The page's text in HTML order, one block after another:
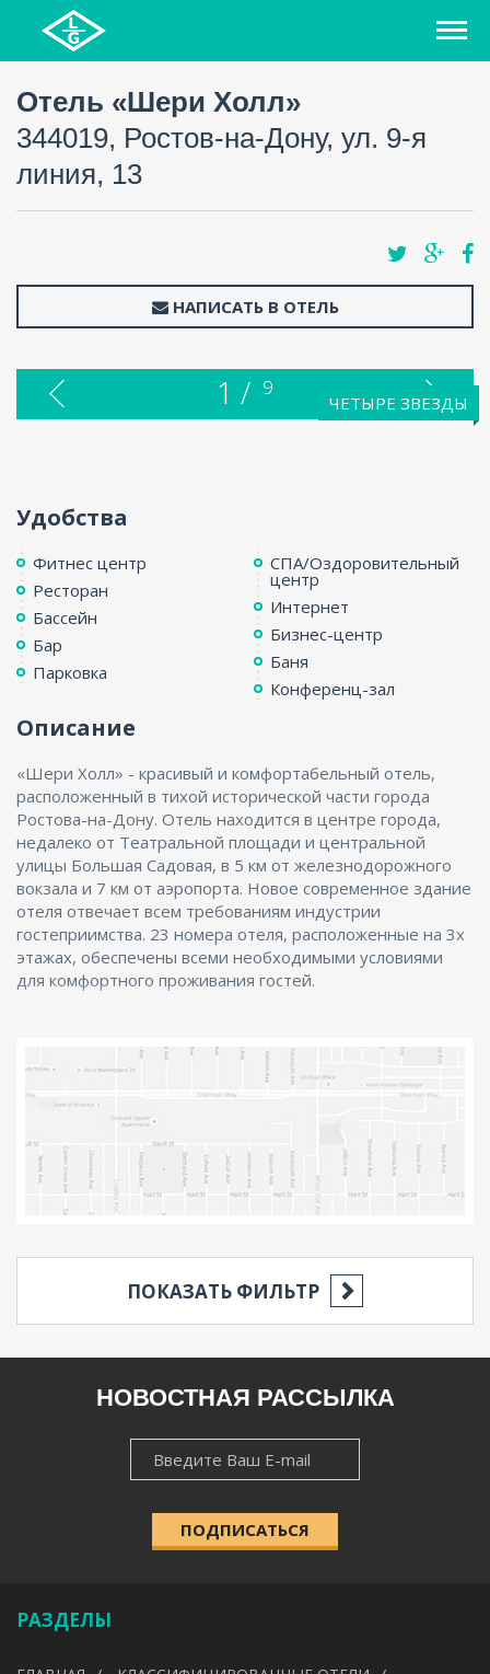
Отель «Шери Холл»
344019, Ростов-на-Дону, ул. 9-я
линия, 13
НАПИСАТЬ В ОТЕЛЬ
ЧЕТЫРЕ ЗВЕЗДЫ
1 / 9
Удобства
Фитнес центр
Ресторан
Бассейн
Бар
Парковка
СПА/Оздоровительный
центр
Интернет
Бизнес-центр
Баня
Конференц-зал
Описание
«Шери Холл» - красивый и комфортабельный отель,
расположенный в тихой исторической части города
Ростова-на-Дону. Отель находится в центре города,
недалеко от Театральной площади и центральной
улицы Большая Садовая, в 5 км от железнодорожного
вокзала и 7 км от аэропорта. Новое современное здание
отеля отвечает всем требованиям индустрии
гостеприимства. 23 номера отеля, расположенные на 3х
этажах, обеспечены всеми необходимыми условиями
для комфортного проживания гостей.
ПОКАЗАТЬ ФИЛЬТР
НАСЕЛЁННЫЙ ПУНКТ
НОВОСТНАЯ РАССЫЛКА
ПОДПИСАТЬСЯ
РАЗДЕЛЫ